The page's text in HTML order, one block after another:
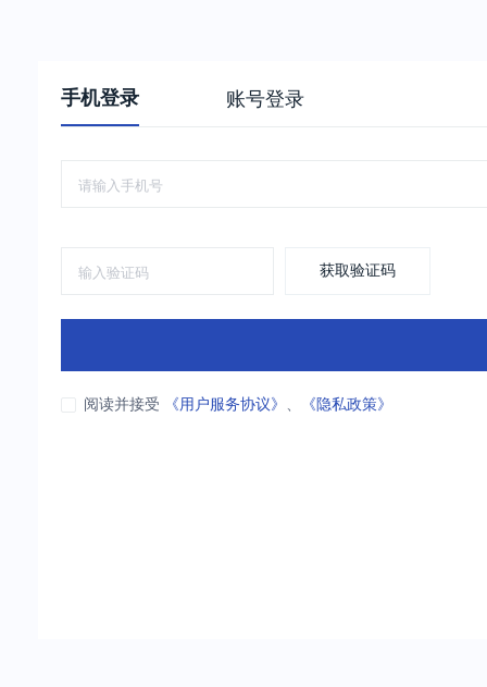
手机登录 账号登录
获取验证码
阅读并接受 《用户服务协议》 、 《隐私政策》